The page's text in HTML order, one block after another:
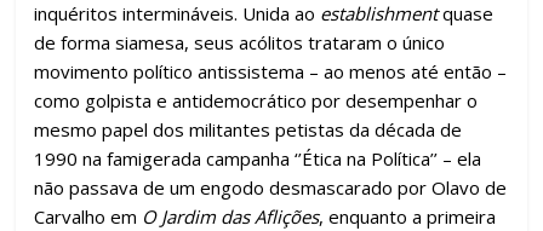
inquéritos intermináveis. Unida ao establishmentquase
de forma siamesa, seus acólitos trataram o único
movimento político antissistema – ao menos até então –
como golpista e antidemocrático por desempenhar o
mesmo papel dos militantes petistas da década de
1990 na famigerada campanha ‘’Ética na Política’’ – ela
não passava de um engodo desmascarado por Olavo de
Carvalho em O Jardim das Aflições, enquanto a primeira